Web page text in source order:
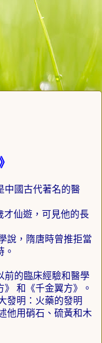
國古代著名的醫
才仙遊，可見他的長
說，隋唐時曾推拒當
前的臨床經驗和醫學
和《千金翼方》。
發明：火藥的發明
他用硝石、硫黃和木